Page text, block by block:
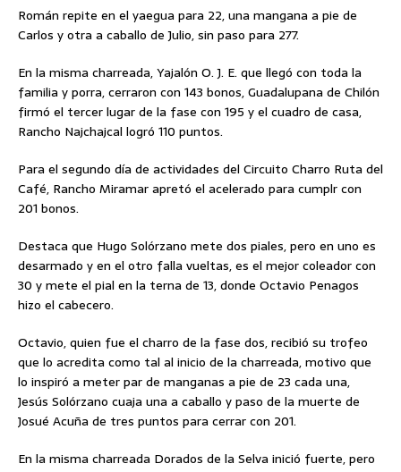
Román repite en el yaegua para 22, una mangana a pie de
Carlos y otra a caballo de Julio, sin paso para 277.
En la misma charreada, Yajalón O. J. E. que llegó con toda la
familia y porra, cerraron con 143 bonos, Guadalupana de Chilón
firmó el tercer lugar de la fase con 195 y el cuadro de casa,
Rancho Najchajcal logró 110 puntos.
Para el segundo día de actividades del Circuito Charro Ruta del
Café, Rancho Miramar apretó el acelerado para cumplr con
201 bonos.
Destaca que Hugo Solórzano mete dos piales, pero en uno es
desarmado y en el otro falla vueltas, es el mejor coleador con
30 y mete el pial en la terna de 13, donde Octavio Penagos
hizo el cabecero.
Octavio, quien fue el charro de la fase dos, recibió su trofeo
que lo acredita como tal al inicio de la charreada, motivo que
lo inspiró a meter par de manganas a pie de 23 cada una,
Jesús Solórzano cuaja una a caballo y paso de la muerte de
Josué Acuña de tres puntos para cerrar con 201.
En la misma charreada Dorados de la Selva inició fuerte, pero